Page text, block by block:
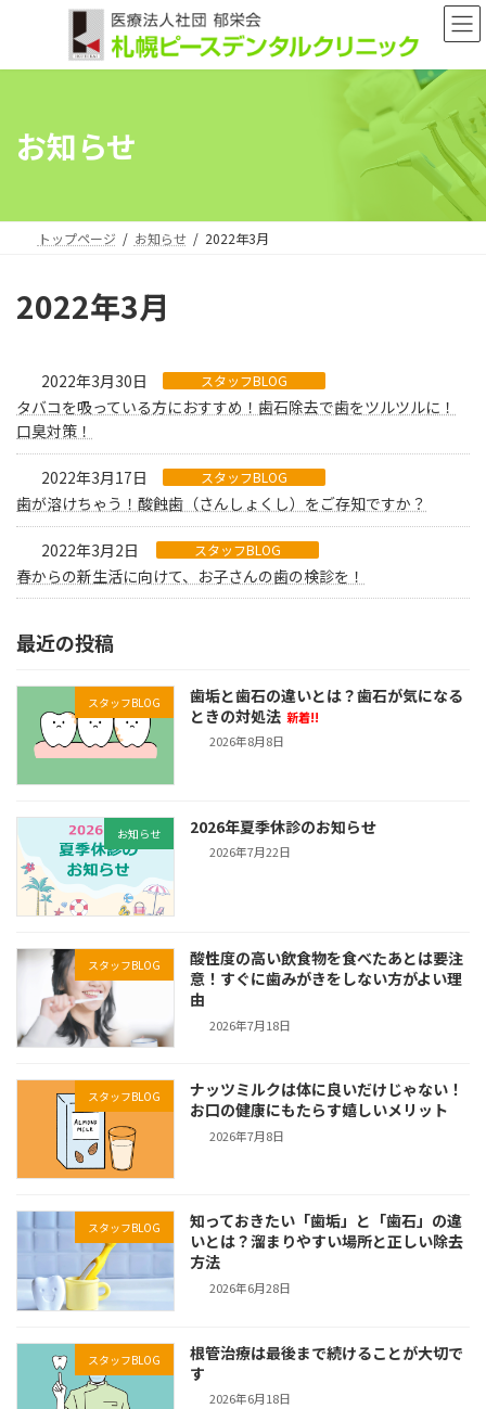
ン
ー
お知らせ
トップページ お知らせ 2022年3月
2022年3月
2022年3月30日 スタッフBLOG
タバコを吸っている方におすすめ！歯石除去で歯をツルツルに！
口臭対策！
2022年3月17日 スタッフBLOG
歯が溶けちゃう！酸蝕歯（さんしょくし）をご存知ですか？
2022年3月2日 スタッフBLOG
春からの新生活に向けて、お子さんの歯の検診を！
最近の投稿
スタッフBLOG
歯垢と歯石の違いとは？歯石が気になる
ときの対処法 新着!!
2026年8月8日
お知らせ 2026年夏季休診のお知らせ
2026年7月22日
スタッフBLOG
酸性度の高い飲食物を食べたあとは要注
意！すぐに歯みがきをしない方がよい理
由
2026年7月18日
スタッフBLOG
ナッツミルクは体に良いだけじゃない！
お口の健康にもたらす嬉しいメリット
2026年7月8日
スタッフBLOG
知っておきたい「歯垢」と「歯石」の違
いとは？溜まりやすい場所と正しい除去
方法
2026年6月28日
スタッフBLOG
根管治療は最後まで続けることが大切で
す
2026年6月18日